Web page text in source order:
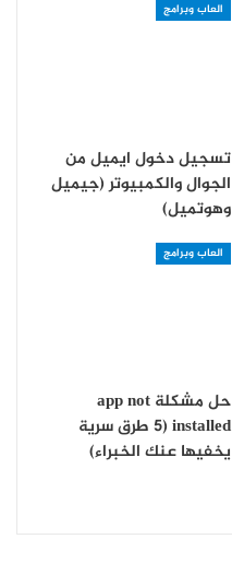
العاب وبرامج
تسجيل دخول ايميل من
الجوال والكمبيوتر (جيميل
وهوتميل)
العاب وبرامج
حل مشكلة app not
installed (5 طرق سرية
يخفيها عنك الخبراء)